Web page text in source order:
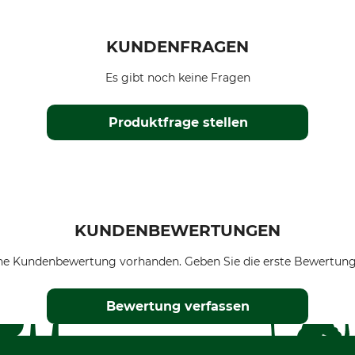
KUNDENFRAGEN
Produktfrage stellen
Es gibt noch keine Fragen
KUNDENBEWERTUNGEN
Kundenbewertung vorhanden. Geben Sie die erste
Bewertung verfassen